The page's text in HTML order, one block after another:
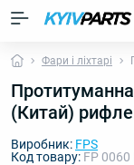
Фари і ліхтарі
(Китай)
Виробник: FPS
Код товару: FP 0060